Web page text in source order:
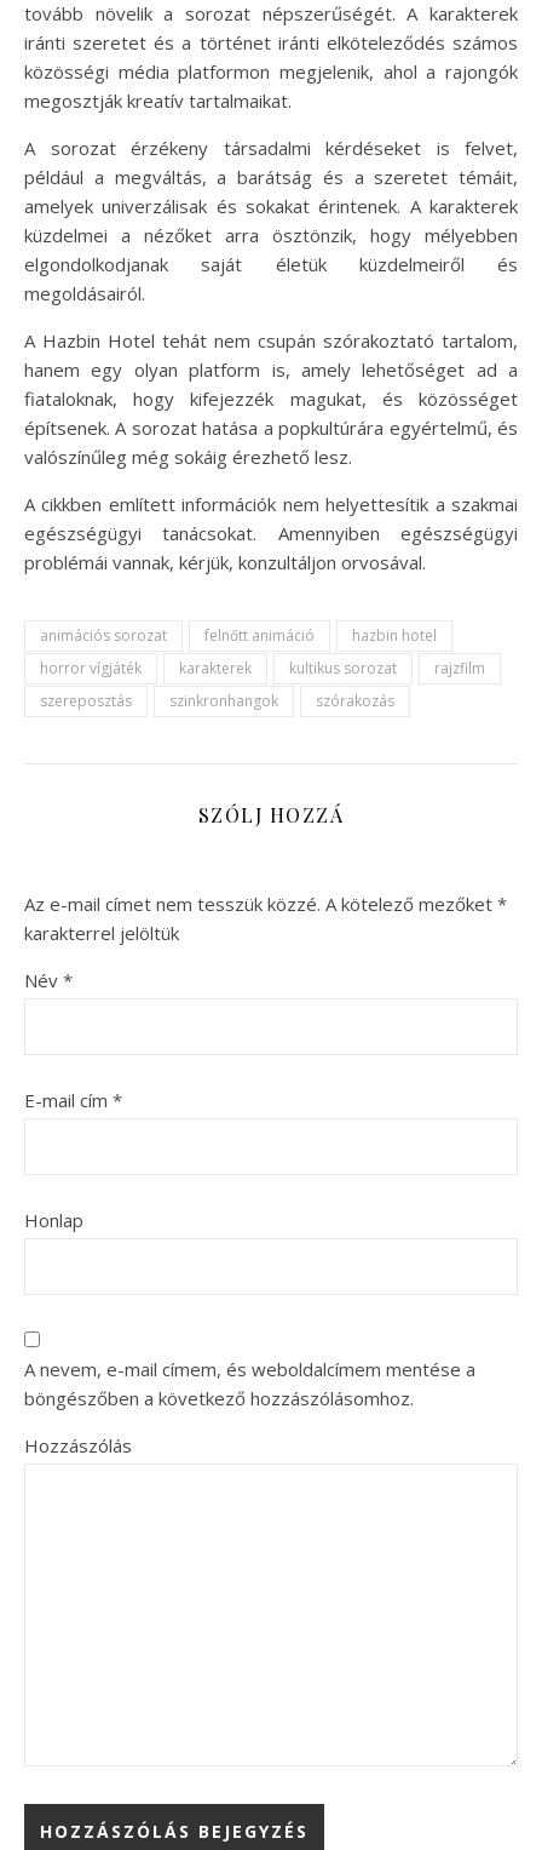
tovább növelik a sorozat népszerűségét. A karakterek
iránti szeretet és a történet iránti elköteleződés számos
közösségi média platformon megjelenik, ahol a rajongók
megosztják kreatív tartalmaikat.
A sorozat érzékeny társadalmi kérdéseket is felvet,
például a megváltás, a barátság és a szeretet témáit,
amelyek univerzálisak és sokakat érintenek. A karakterek
küzdelmei a nézőket arra ösztönzik, hogy mélyebben
elgondolkodjanak saját életük küzdelmeiről és
megoldásairól.
A Hazbin Hotel tehát nem csupán szórakoztató tartalom,
hanem egy olyan platform is, amely lehetőséget ad a
fiataloknak, hogy kifejezzék magukat, és közösséget
építsenek. A sorozat hatása a popkultúrára egyértelmű, és
valószínűleg még sokáig érezhető lesz.
A cikkben említett információk nem helyettesítik a szakmai
egészségügyi tanácsokat. Amennyiben egészségügyi
problémái vannak, kérjük, konzultáljon orvosával.
animációs sorozat felnőtt animáció
hazbin hotel
horror vígjáték
karakterek kultikus sorozat
rajzfilm
szereposztás
szinkronhangok szórakozás
SZÓLJ HOZZÁ
Az e-mail címet nem tesszük közzé. A kötelező mezőket *
karakterrel jelöltük
Név *
E-mail cím *
Honlap
A nevem, e-mail címem, és weboldalcímem mentése a
böngészőben a következő hozzászólásomhoz.
Hozzászólás